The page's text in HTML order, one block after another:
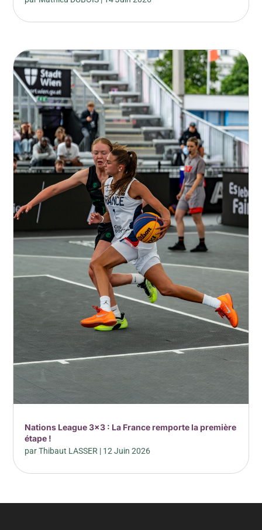
Nations League 3×3 : La France remporte la première
étape !
parThibaut LASSER | 12 Juin 2026